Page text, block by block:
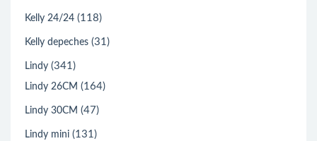
Kelly 24/24 (118)
Kelly depeches (31)
Lindy (341)
Lindy 26CM (164)
Lindy 30CM (47)
Lindy mini (131)